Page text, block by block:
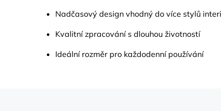
Nadčasový design vhodný do více stylů
Kvalitní zpracování s dlouhou životností
Ideální rozměr pro každodenní používání